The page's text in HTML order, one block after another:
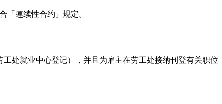
「連续性合约」规定。
处就业中心登记），并且为雇主在劳工处接纳刊登有关职位